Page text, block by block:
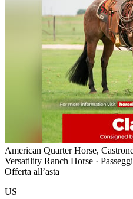
American Quarter Horse,
Versatility Ranch Horse ·
Offerta all’asta
US